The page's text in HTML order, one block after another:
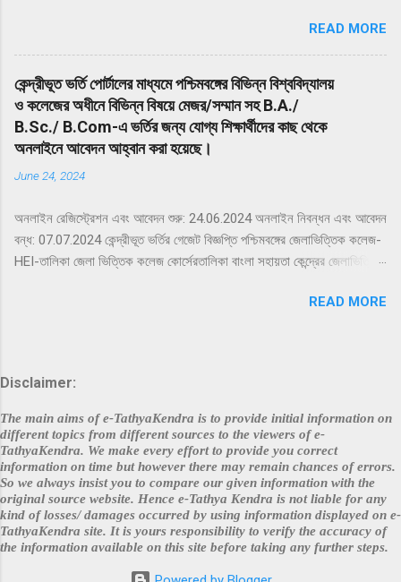
NEP 2020, the NEET (UG) – 2024 will be conducted in 13
languages i.e. Assamese, Bengali, English, Gujarati, Hi...
READ MORE
কেন্দ্রীভূত ভর্তি পোর্টালের মাধ্যমে পশ্চিমবঙ্গের বিভিন্ন বিশ্ববিদ্যালয়
ও কলেজের অধীনে বিভিন্ন বিষয়ে মেজর/সম্মান সহ B.A./
B.Sc./ B.Com-এ ভর্তির জন্য যোগ্য শিক্ষার্থীদের কাছ থেকে
অনলাইনে আবেদন আহ্বান করা হয়েছে।
June 24, 2024
অনলাইন রেজিস্ট্রেশন এবং আবেদন শুরু: 24.06.2024 অনলাইন নিবন্ধন এবং আবেদন
বন্ধ: 07.07.2024 কেন্দ্রীভূত ভর্তির গেজেট বিজ্ঞপ্তি পশ্চিমবঙ্গের জেলাভিত্তিক কলেজ-
HEI-তালিকা জেলা ভিত্তিক কলেজ কোর্সেরতালিকা বাংলা সহায়তা কেন্দ্রের জেলাভিত্তিক
নিবন্ধিত যারা লগইনকরতে এখানে ক্লিক করুন কেন্দ্রীভূত ভর্তি হেল্পলাইন 2024-এর
প্রক্রিয়ার মধ্যে যে কোনো অনিচ্ছাকৃত ত্রুটির জন্য আমরা দায়ী নই। সর্বশেষ তথ্যের
জন্য অনুগ্রহ করে সংশ্লিষ্ট কলেজের ওয়েবসাইটে যান । Disclaimer : Neither
we nor the colleges/institutions hold any responsibility on
account of the accuracy of the content provided. we are not
responsible for any inadvertent error that may have crept in the
process of data aggregation....
READ MORE
Disclaimer:
The main aims of e-TathyaKendra is to provide initial information on
different topics from different sources to the viewers of e-
TathyaKendra. We make every effort to provide you correct
information on time but however there may remain chances of errors.
So we always insist you to compare our given information with the
original source website. Hence e-Tathya Kendra is not liable for any
kind of losses/ damages occurred by using information displayed on e-
TathyaKendra site. It is yours responsibility to verify the accuracy of
the information available on this site before taking any further steps.